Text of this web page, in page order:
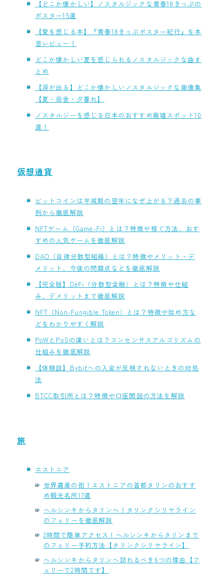
【どこか懐かしい】ノスタルジックな青春18きっぷの
ポスター15選
【愛を感じる本】『青春18きっぷポスター紀行』を本
音レビュー！
どこか懐かしい夏を感じられるノスタルジックな曲ま
とめ
【涙が出る】どこか懐かしいノスタルジックな画像集
【夏・田舎・夕暮れ】
ノスタルジーを感じる日本のおすすめ廃墟スポット10
選！
仮想通貨
ビットコインは半減期の翌年になぜ上がる？過去の事
例から徹底解説
NFTゲーム（Game-Fi）とは？特徴や稼ぐ方法、おす
すめの人気ゲームを徹底解説
DAO（自律分散型組織）とは？特徴やメリット・デ
メリット、今後の問題点などを徹底解説
【完全版】DeFi（分散型金融）とは？特徴や仕組
み、デメリットまで徹底解説
NFT（Non-Fungible Token）とは？特徴や始め方な
どをわかりやすく解説
PoWとPoSの違いとは？コンセンサスアルゴリズムの
仕組みを徹底解説
【体験談】Bybitへの入金が反映されないときの対処
法
BTCC取引所とは？特徴や口座開設の方法を解説
旅
エストニア
世界遺産の街！エストニアの首都タリンのおすす
め観光名所17選
ヘルシンキからタリンへ！タリンクシリヤライン
のフェリーを徹底解説
2時間で簡単アクセス！ヘルシンキからタリンまで
のフェリー予約方法【タリンクシリヤライン】
ヘルシンキからタリンへ訪れるべき6つの理由【フ
ェリーで2時間です】